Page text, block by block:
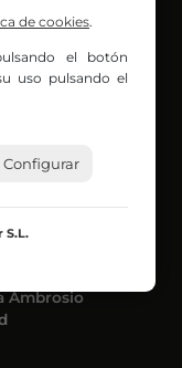
Ambrosio
de cookies.
el botón
uso pulsando el
Configurar
S.L.